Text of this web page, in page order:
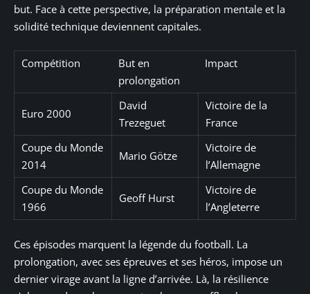
but. Face à cette perspective, la préparation mentale et la
solidité technique deviennent capitales.
Compétition
But en
prolongation
Impact
Euro 2000
David
Trezeguet
Victoire de la
France
Coupe du Monde
2014
Mario Götze
Victoire de
l’Allemagne
Coupe du Monde
1966
Geoff Hurst
Victoire de
l’Angleterre
Ces épisodes marquent la légende du football. La
prolongation, avec ses épreuves et ses héros, impose un
dernier virage avant la ligne d’arrivée. Là, la résilience